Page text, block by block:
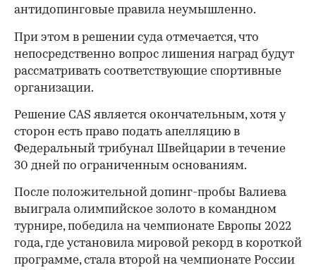
антидопинговые правила неумышленно.
00:00
При этом в решении суда отмечается, что
непосредственно вопрос лишения наград будут
рассматривать соответствующие спортивные
организации.
Решение CAS является окончательным, хотя у
сторон есть право подать апелляцию в
Федеральный трибунал Швейцарии в течение
30 дней по ограниченным основаниям.
После положительной допинг-пробы Валиева
выиграла олимпийское золото в командном
турнире, победила на чемпионате Европы 2022
года, где установила мировой рекорд в короткой
программе, стала второй на чемпионате России